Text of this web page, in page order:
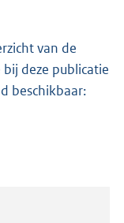
van de
deze publicatie
beschikbaar: